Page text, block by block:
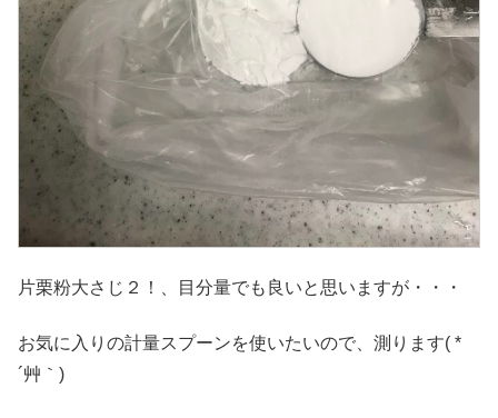
片栗粉大さじ２！、目分量でも良いと思いますが・・・
お気に入りの計量スプーンを使いたいので、測ります( *
´艸｀)